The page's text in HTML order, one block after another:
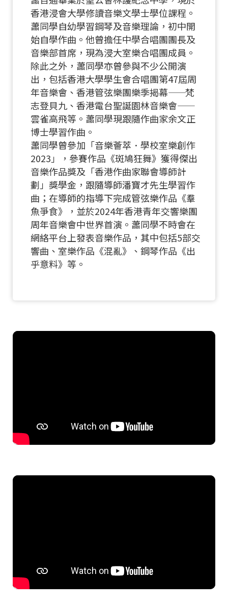
香港浸會大學修讀音樂文學士學位課程。
蕭同學自幼學習鋼琴及音樂理論，初中開
始自學作曲。他曾擔任中學合唱團團長及
音樂部首席，現為浸大室樂合唱團成員。
除此之外，蕭同學亦曾參與不少公開演
出，包括香港大學學生會合唱團第47屆周
年音樂會、香港管弦樂團樂季揭幕——梵
志登貝九、香港電台聖誕園林音樂會——
雲雀高飛等。蕭同學現跟隨作曲家余文正
博士學習作曲。
蕭同學曾參加「音樂薈萃．學校室樂創作
2023」，參賽作品《斑鳩狂舞》獲得傑出
音樂作品獎及「香港作曲家聯會導師計
劃」獎學金，跟隨導師潘寶才先生學習作
曲；在導師的指導下完成管弦樂作品《羣
魚爭食》，並於2024年香港青年交響樂團
周年音樂會中世界首演。蕭同學不時會在
網絡平台上發表音樂作品，其中包括5部交
響曲、室樂作品《混亂》、鋼琴作品《出
乎意料》等。